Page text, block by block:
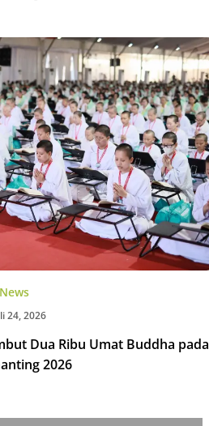
News
24, 2026
Dua Ribu Umat Buddha pada
2026